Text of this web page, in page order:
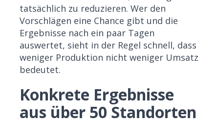
tatsächlich zu reduzieren. Wer den
Vorschlägen eine Chance gibt und die
Ergebnisse nach ein paar Tagen
auswertet, sieht in der Regel schnell, dass
weniger Produktion nicht weniger Umsatz
bedeutet.
Konkrete Ergebnisse
aus über 50 Standorten